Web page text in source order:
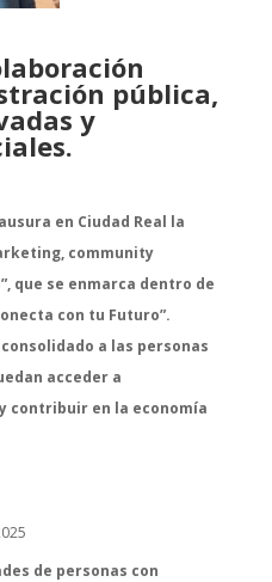
pública,
y
en Ciudad Real la
community
que se enmarca dentro de
con tu Futuro”.
a las personas
acceder a
contribuir en la economía
de personas con